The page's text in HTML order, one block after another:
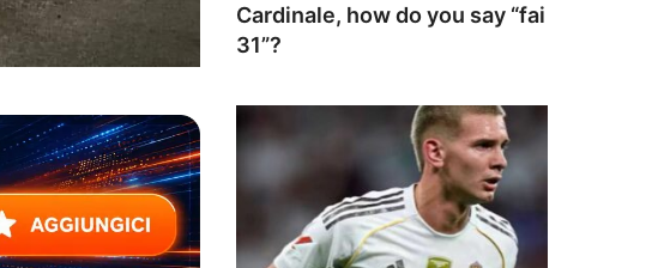
Cardinale, how do you say “fai
31”?